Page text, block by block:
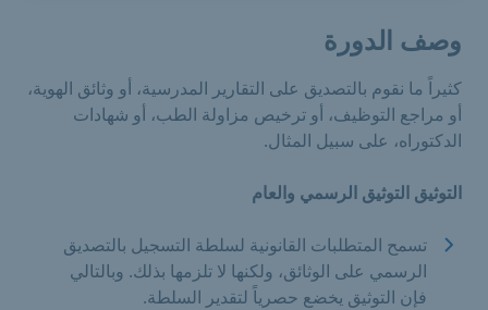
وصف الدورة
كثيراً ما نقوم بالتصديق على التقارير المدرسية، أو وثائق الهوية،
أو مراجع التوظيف، أو ترخيص مزاولة الطب، أو شهادات
الدكتوراه، على سبيل المثال.
التوثيق التوثيق الرسمي والعام
تسمح المتطلبات القانونية لسلطة التسجيل بالتصديق
الرسمي على الوثائق، ولكنها لا تلزمها بذلك. وبالتالي
فإن التوثيق يخضع حصرياً لتقدير السلطة.